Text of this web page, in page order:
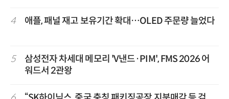
4 애플, 패널 재고 보유기간 확대…OLED 주문량 늘었다
5
삼성전자 차세대 메모리 'V낸드·PIM', FMS 2026 어
워드서 2관왕